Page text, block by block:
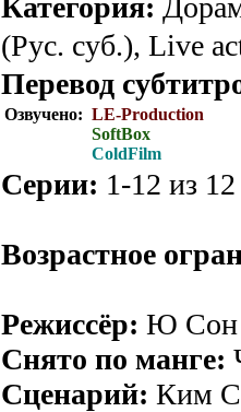
Категория:
(Рус. суб.), Live
Перевод
Озвучено: LE-Production
SoftBox
ColdFilm
Серии: 1-12 из
Возрастное
Режиссёр: Ю Сон
Снято по манге:
Сценарий: Ким